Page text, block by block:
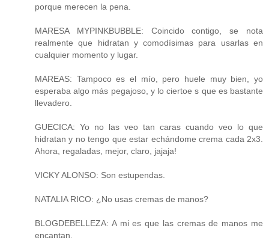
porque merecen la pena.
MARESA MYPINKBUBBLE: Coincido contigo, se nota
realmente que hidratan y comodísimas para usarlas en
cualquier momento y lugar.
MAREAS: Tampoco es el mío, pero huele muy bien, yo
esperaba algo más pegajoso, y lo ciertoe s que es bastante
llevadero.
GUECICA: Yo no las veo tan caras cuando veo lo que
hidratan y no tengo que estar echándome crema cada 2x3.
Ahora, regaladas, mejor, claro, jajaja!
VICKY ALONSO: Son estupendas.
NATALIA RICO: ¿No usas cremas de manos?
BLOGDEBELLEZA: A mi es que las cremas de manos me
encantan.